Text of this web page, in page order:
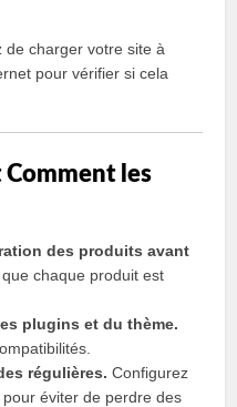
de charger votre site à
pour vérifier si cela
Comment les
des produits avant
chaque produit est
plugins et du thème.
régulières. Configurez
éviter de perdre des